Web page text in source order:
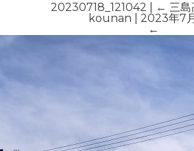
20230718_121042 ← 三島
kounan
2023年7
←